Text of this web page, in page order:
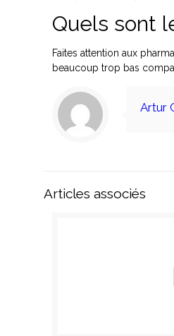
Quels sont
Faites attention aux
beaucoup trop bas
Artur
Articles associés